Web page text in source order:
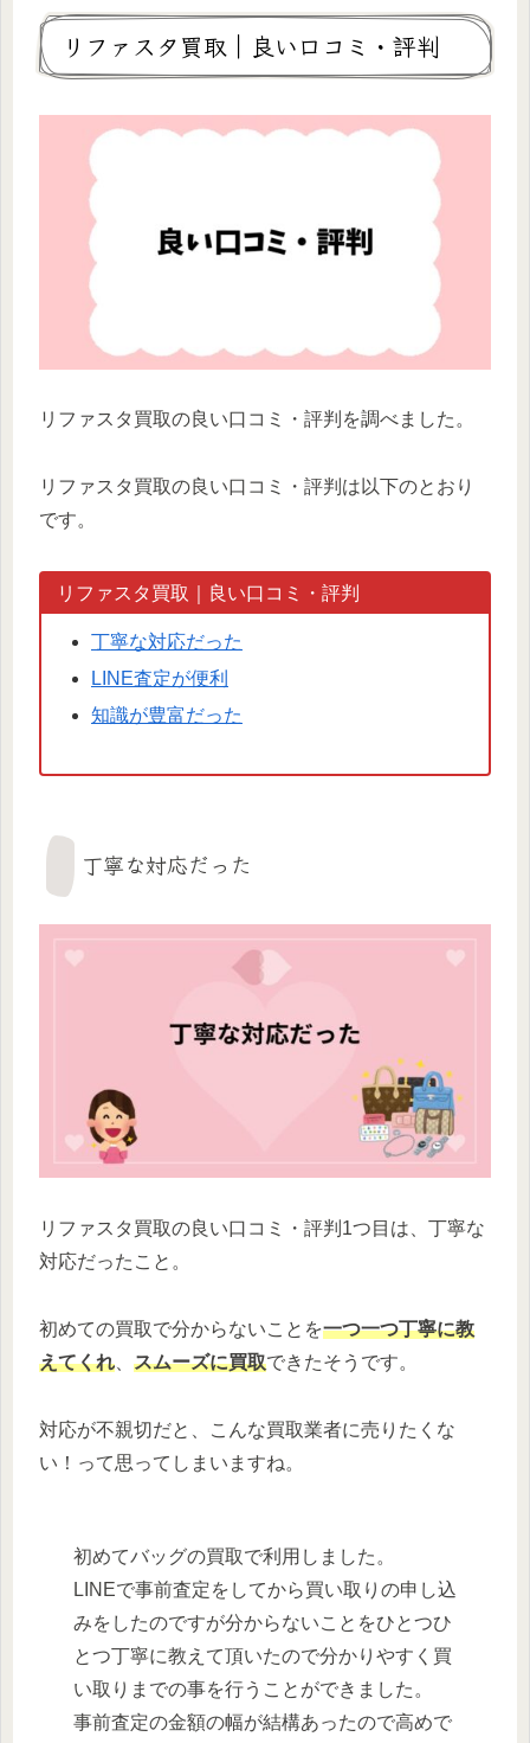
リファスタ買取｜良い口コミ・評判
リファスタ買取の良い口コミ・評判を調べました。
リファスタ買取の良い口コミ・評判は以下のとおり
です。
リファスタ買取｜良い口コミ・評判
丁寧な対応だった
LINE査定が便利
知識が豊富だった
丁寧な対応だった
リファスタ買取の良い口コミ・評判1つ目は、丁寧な
対応だったこと。
初めての買取で分からないことを一つ一つ丁寧に教
えてくれ
スムーズに買取できたそうです。
対応が不親切だと、こんな買取業者に売りたくな
い！って思ってしまいますね。
初めてバッグの買取で利用しました。
LINEで事前査定をしてから買い取りの申し込
みをしたのですが分からないことをひとつひ
とつ丁寧に教えて頂いたので分かりやすく買
い取りまでの事を行うことができました。
事前査定の金額の幅が結構あったので高めで